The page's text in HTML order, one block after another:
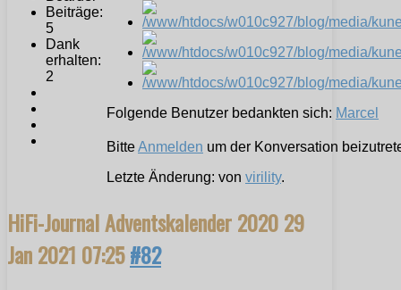
Beiträge:
5
Dank
erhalten:
2
Folgende Benutzer bedankten sich: Marcel
BitteAnmelden um der Konversation
Letzte Änderung: von virility.
HiFi-Journal Adventskalender 202029
Jan 2021 07:25#82